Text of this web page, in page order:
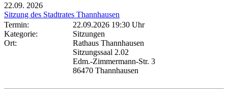
22.09. 2026
Sitzung des Stadtrates Thannhausen
Termin:
22.09.2026 19:30 Uhr
Kategorie:
Sitzungen
Ort:
Rathaus Thannhausen
Sitzungssaal 2.02
Edm.-Zimmermann-Str. 3
86470 Thannhausen